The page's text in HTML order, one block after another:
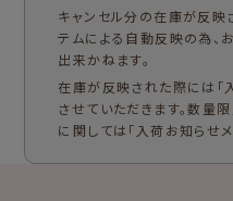
キャンセル分の在庫が反映
テムによる自動反映の為、
出来かねます。
在庫が反映された際には「
させていただきます。数量
に関しては「入荷お知らせ